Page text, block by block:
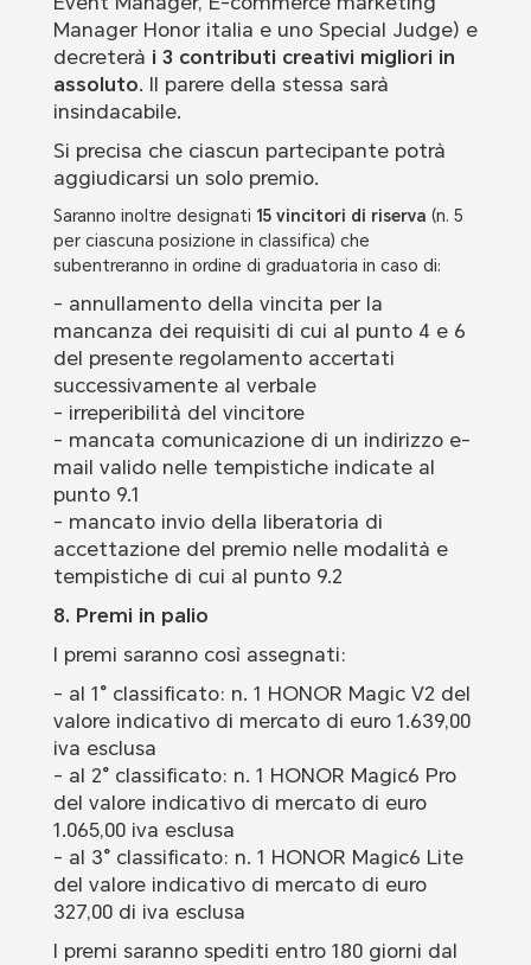
Manager Honor italia e uno Special Judge) e
decreterà i 3 contributi creativi migliori in
assoluto. Il parere della stessa sarà
insindacabile.
Si precisa che ciascun partecipante potrà
aggiudicarsi un solo premio.
Saranno inoltre designati 15 vincitori di riserva (n. 5
per ciascuna posizione in classifica) che
subentreranno in ordine di graduatoria in caso di:
- annullamento della vincita per la
mancanza dei requisiti di cui al punto 4 e 6
del presente regolamento accertati
successivamente al verbale
- irreperibilità del vincitore
- mancata comunicazione di un indirizzo e-
mail valido nelle tempistiche indicate al
punto 9.1
- mancato invio della liberatoria di
accettazione del premio nelle modalità e
tempistiche di cui al punto 9.2
8. Premi in palio
I premi saranno così assegnati:
- al 1° classificato: n. 1 HONOR Magic V2 del
valore indicativo di mercato di euro 1.639,00
iva esclusa
- al 2° classificato: n. 1 HONOR Magic6 Pro
del valore indicativo di mercato di euro
1.065,00 iva esclusa
- al 3° classificato: n. 1 HONOR Magic6 Lite
del valore indicativo di mercato di euro
327,00 di iva esclusa
I premi saranno spediti entro 180 giorni dal